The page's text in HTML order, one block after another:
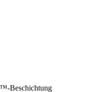
Beschichtung